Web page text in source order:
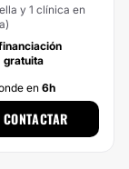
y 1 clínica en
gratuita
en 6h
CONTACTAR